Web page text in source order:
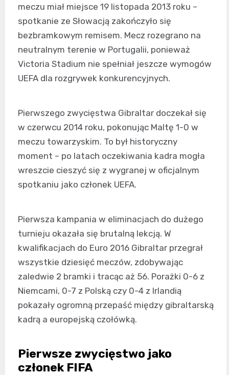
meczu miał miejsce 19 listopada 2013 roku –
spotkanie ze Słowacją zakończyło się
bezbramkowym remisem. Mecz rozegrano na
neutralnym terenie w Portugalii, ponieważ
Victoria Stadium nie spełniał jeszcze wymogów
UEFA dla rozgrywek konkurencyjnych.
Pierwszego zwycięstwa Gibraltar doczekał się
w czerwcu 2014 roku, pokonując Maltę 1-0 w
meczu towarzyskim. To był historyczny
moment – po latach oczekiwania kadra mogła
wreszcie cieszyć się z wygranej w oficjalnym
spotkaniu jako członek UEFA.
Pierwsza kampania w eliminacjach do dużego
turnieju okazała się brutalną lekcją. W
kwalifikacjach do Euro 2016 Gibraltar przegrał
wszystkie dziesięć meczów, zdobywając
zaledwie 2 bramki i tracąc aż 56. Porażki 0-6 z
Niemcami, 0-7 z Polską czy 0-4 z Irlandią
pokazały ogromną przepaść między gibraltarską
kadrą a europejską czołówką.
Pierwsze zwycięstwo jako
członek FIFA